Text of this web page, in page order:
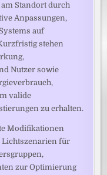
Standort durch
Anpassungen,
auf
stehen
Nutzer sowie
valide
zu erhalten.
Modifikationen
für
zur Optimierung